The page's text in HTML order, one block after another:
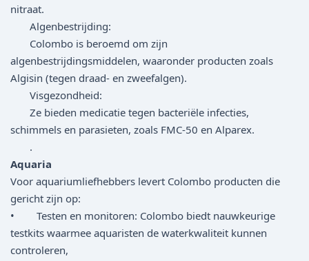
nitraat.
Algenbestrijding:
Colombo is beroemd om zijn
algenbestrijdingsmiddelen, waaronder producten zoals
Algisin (tegen draad- en zweefalgen).
Visgezondheid:
Ze bieden medicatie tegen bacteriële infecties,
schimmels en parasieten, zoals FMC-50 en Alparex.
.
Aquaria
Voor aquariumliefhebbers levert Colombo producten die
gericht zijn op:
• Testen en monitoren: Colombo biedt nauwkeurige
testkits waarmee aquaristen de waterkwaliteit kunnen
controleren,